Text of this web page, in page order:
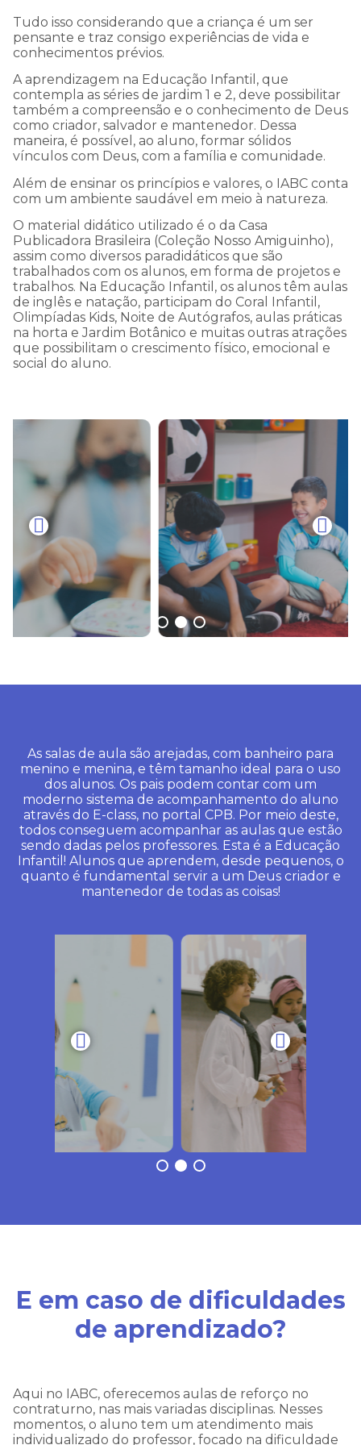
Tudo isso considerando que a criança é um ser
pensante e traz consigo experiências de vida e
conhecimentos prévios.
A aprendizagem na Educação Infantil, que
contempla as séries de jardim 1 e 2, deve possibilitar
também a compreensão e o conhecimento de Deus
como criador, salvador e mantenedor. Dessa
maneira, é possível, ao aluno, formar sólidos
vínculos com Deus, com a família e comunidade.
Além de ensinar os princípios e valores, o IABC conta
com um ambiente saudável em meio à natureza.
O material didático utilizado é o da Casa
Publicadora Brasileira (Coleção Nosso Amiguinho),
assim como diversos paradidáticos que são
trabalhados com os alunos, em forma de projetos e
trabalhos. Na Educação Infantil, os alunos têm aulas
de inglês e natação, participam do Coral Infantil,
Olimpíadas Kids, Noite de Autógrafos, aulas práticas
na horta e Jardim Botânico e muitas outras atrações
que possibilitam o crescimento físico, emocional e
social do aluno.
As salas de aula são arejadas, com banheiro para
menino e menina, e têm tamanho ideal para o uso
dos alunos. Os pais podem contar com um
moderno sistema de acompanhamento do aluno
através do E-class, no portal CPB. Por meio deste,
todos conseguem acompanhar as aulas que estão
sendo dadas pelos professores. Esta é a Educação
Infantil! Alunos que aprendem, desde pequenos, o
quanto é fundamental servir a um Deus criador e
mantenedor de todas as coisas!
E em caso de dificuldades
de aprendizado?
Aqui no IABC, oferecemos aulas de reforço no
contraturno, nas mais variadas disciplinas. Nesses
momentos, o aluno tem um atendimento mais
individualizado do professor, focado na dificuldade
COMUNICADO
IMPORTANTE:
Estamos passando por
uma instabilidade em
nosso WhatsApp, e talvez
Por isso, pedimos sua
compreensão e
trabalhando arduamente
para resolver esta questão!